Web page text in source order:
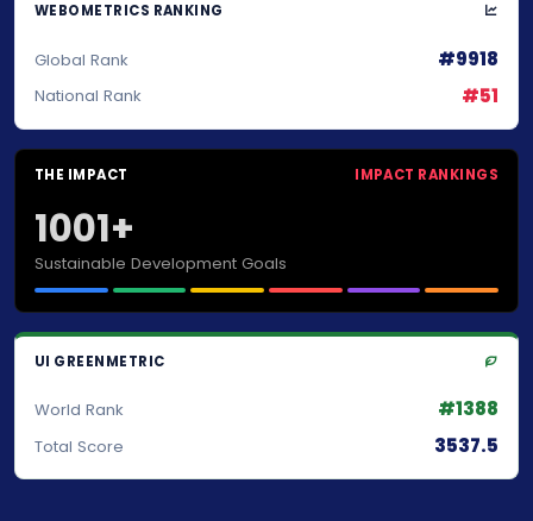
WEBOMETRICS RANKING
Global Rank #9918
National Rank #51
THE IMPACT IMPACT RANKINGS
1001+
Sustainable Development Goals
UI GREENMETRIC
World Rank #1388
Total Score 3537.5